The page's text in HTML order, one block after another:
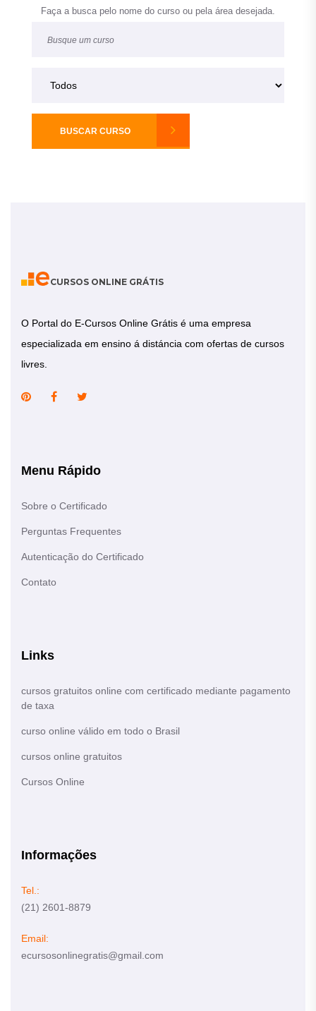
Faça a busca pelo nome do curso ou pela área desejada.
BUSCAR CURSO
CURSOS ONLINE GRÁTIS
O Portal do E-Cursos Online Grátis é uma empresa
especializada em ensino á distáncia com ofertas de cursos
livres.
Menu Rápido
Sobre o Certificado
Perguntas Frequentes
Autenticação do Certificado
Contato
Links
cursos gratuitos online com certificado mediante pagamento
de taxa
curso online válido em todo o Brasil
cursos online gratuitos
Cursos Online
Informações
Tel.:
(21) 2601-8879
Email:
ecursosonlinegratis@gmail.com